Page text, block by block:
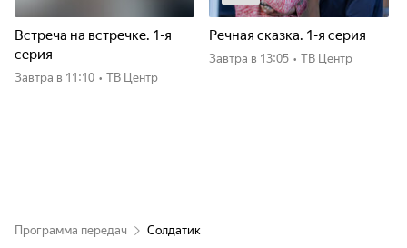
Встреча на встречке. 1-я
серия
Завтра в 11:10 • ТВ Центр
Речная сказка. 1-я серия
Завтра в 13:05 • ТВ Центр
Программа передач Солдатик